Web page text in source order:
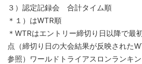
３）認定記録会 合計タイム順
＊１）はWTR順
＊WTRはエントリー締切り日以降で最
点（締切り日の大会結果が反映された
参照）ワールドトライアスロンランキ